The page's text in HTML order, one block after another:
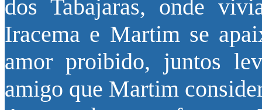
dos Tabajaras, onde
Iracema e Martim se
amor proibido, juntos
amigo que Martim